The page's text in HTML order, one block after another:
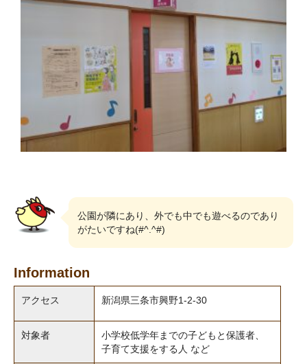
公園が隣にあり、外でも中でも遊べるのであり
がたいですね(#^.^#)
Information
アクセス 新潟県三条市興野1-2-30
対象者
小学校低学年までの子どもと保護者、
子育て支援をする人 など